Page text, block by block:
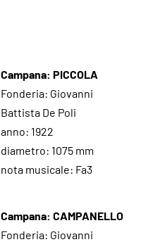
Campana: PICCOLA
Fonderia: Giovanni
Battista De Poli
anno: 1922
diametro: 1075 mm
nota musicale: Fa3
Campana: CAMPANELLO
Fonderia: Giovanni